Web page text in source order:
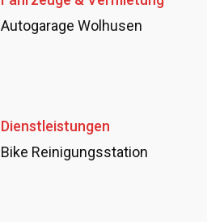
Autogarage Wolhusen
Dienstleistungen
Bike Reinigungsstation